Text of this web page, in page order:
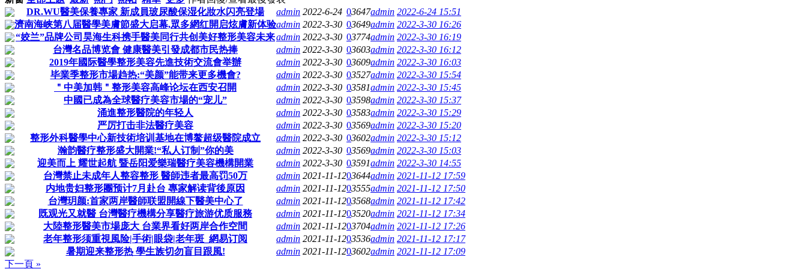
DR.WU醫美保養專家 新成員玻尿酸保湿化妝水闪亮登場
admin 2022-6-24 03647admin 2022-6-24 15:51
濟南海峡第八届醫學美膚節盛大启幕,眾多網红開启炫膚新体验admin 2022-3-30 03649admin 2022-3-30 16:26
“姣兰”品牌公司昊海生科携手醫美同行共创美好整形美容未来admin 2022-3-30 03774admin 2022-3-30 16:19
台灣名品博览會 健康醫美引發成都市民热捧
admin 2022-3-30 03603admin 2022-3-30 16:12
2019年國际醫學整形美容先進技術交流會举辦
admin 2022-3-30 03609admin 2022-3-30 16:03
毕業季整形市場趋热:“美颜”能带来更多機會?
admin 2022-3-30 03527admin 2022-3-30 15:54
＂中美加韩＂整形美容高峰论坛在西安召開
admin 2022-3-30 03581admin 2022-3-30 15:45
中國已成為全球醫疗美容市場的“宠儿”
admin 2022-3-30 03598admin 2022-3-30 15:37
涌進整形醫院的年轻人
admin 2022-3-30 03583admin 2022-3-30 15:29
严厉打击非法醫疗美容
admin 2022-3-30 03569admin 2022-3-30 15:20
整形外科醫學中心新技術培训基地在博鳌超级醫院成立
admin 2022-3-30 03602admin 2022-3-30 15:12
瀚韵醫疗整形盛大開業!“私人订制”你的美
admin 2022-3-30 03569admin 2022-3-30 15:03
迎美而上 耀世起航 暨岳阳爱樂瑞醫疗美容機構開業
admin 2022-3-30 03591admin 2022-3-30 14:55
台灣禁止未成年人整容整形 醫師违者最高罚50万
admin 2021-11-1203644admin 2021-11-12 17:59
内地贵妇整形團预计7月赴台 專家解读背後原因
admin 2021-11-1203555admin 2021-11-12 17:50
台灣玥颜:首家两岸醫師联盟開線下醫美中心了
admin 2021-11-1203568admin 2021-11-12 17:42
既观光又就醫 台灣醫疗機構分享醫疗旅游优质服務
admin 2021-11-1203520admin 2021-11-12 17:34
大陸整形醫美市場庞大 台業界看好两岸合作空間
admin 2021-11-1203704admin 2021-11-12 17:26
老年整形须重視風险|手術|眼袋|老年斑_網易订阅
admin 2021-11-1203536admin 2021-11-12 17:17
暑期迎来整形热 學生族切勿盲目跟風!
admin 2021-11-1203602admin 2021-11-12 17:09
下一頁 »